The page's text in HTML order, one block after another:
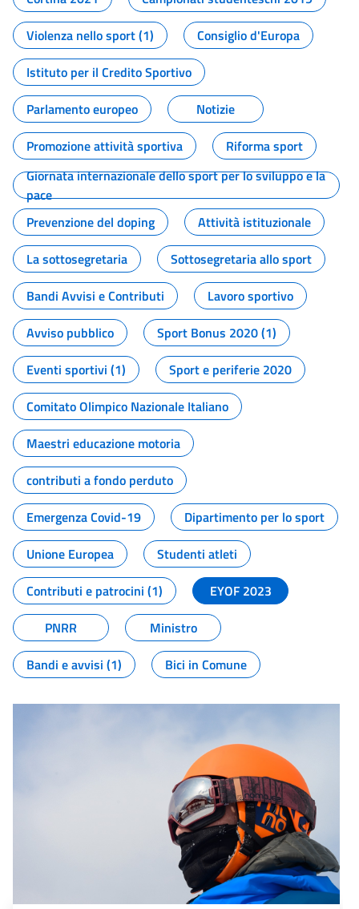
Violenza nello sport (1)
Consiglio d'Europa
Istituto per il Credito Sportivo
Parlamento europeo
Notizie
Promozione attività sportiva
Riforma sport
Giornata internazionale dello sport per lo sviluppo e la
pace
Prevenzione del doping
Attività istituzionale
La sottosegretaria
Sottosegretaria allo sport
Bandi Avvisi e Contributi
Lavoro sportivo
Avviso pubblico
Sport Bonus 2020 (1)
Eventi sportivi (1)
Sport e periferie 2020
Comitato Olimpico Nazionale Italiano
Maestri educazione motoria
contributi a fondo perduto
Emergenza Covid-19
Dipartimento per lo sport
Unione Europea
Studenti atleti
Contributi e patrocini (1)
EYOF 2023
PNRR
Ministro
Bandi e avvisi (1)
Bici in Comune